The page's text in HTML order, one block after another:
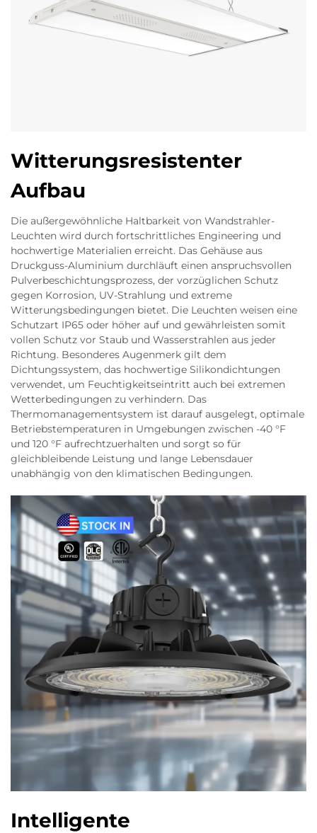
Witterungsresistenter
Aufbau
Die außergewöhnliche Haltbarkeit von Wandstrahler-
Leuchten wird durch fortschrittliches Engineering und
hochwertige Materialien erreicht. Das Gehäuse aus
Druckguss-Aluminium durchläuft einen anspruchsvollen
Pulverbeschichtungsprozess, der vorzüglichen Schutz
gegen Korrosion, UV-Strahlung und extreme
Witterungsbedingungen bietet. Die Leuchten weisen eine
Schutzart IP65 oder höher auf und gewährleisten somit
vollen Schutz vor Staub und Wasserstrahlen aus jeder
Richtung. Besonderes Augenmerk gilt dem
Dichtungssystem, das hochwertige Silikondichtungen
verwendet, um Feuchtigkeitseintritt auch bei extremen
Wetterbedingungen zu verhindern. Das
Thermomanagementsystem ist darauf ausgelegt, optimale
Betriebstemperaturen in Umgebungen zwischen -40 °F
und 120 °F aufrechtzuerhalten und sorgt so für
gleichbleibende Leistung und lange Lebensdauer
unabhängig von den klimatischen Bedingungen.
Intelligente